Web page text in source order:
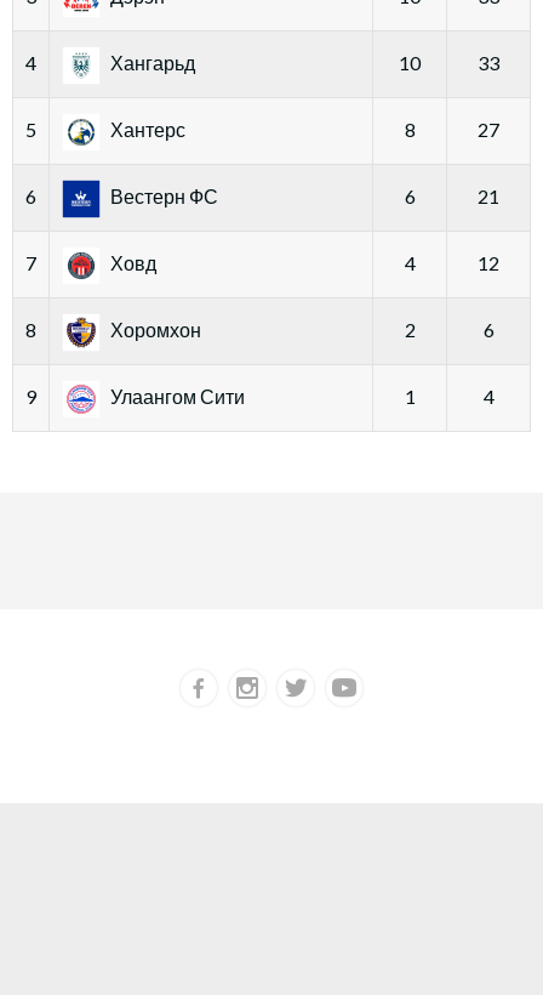
4 Хангарьд 10 33
5 Хантерс 8 27
6 Вестерн ФС 6 21
7 Ховд 4 12
8 Хоромхон 2 6
9 Улаангом Сити 1 4